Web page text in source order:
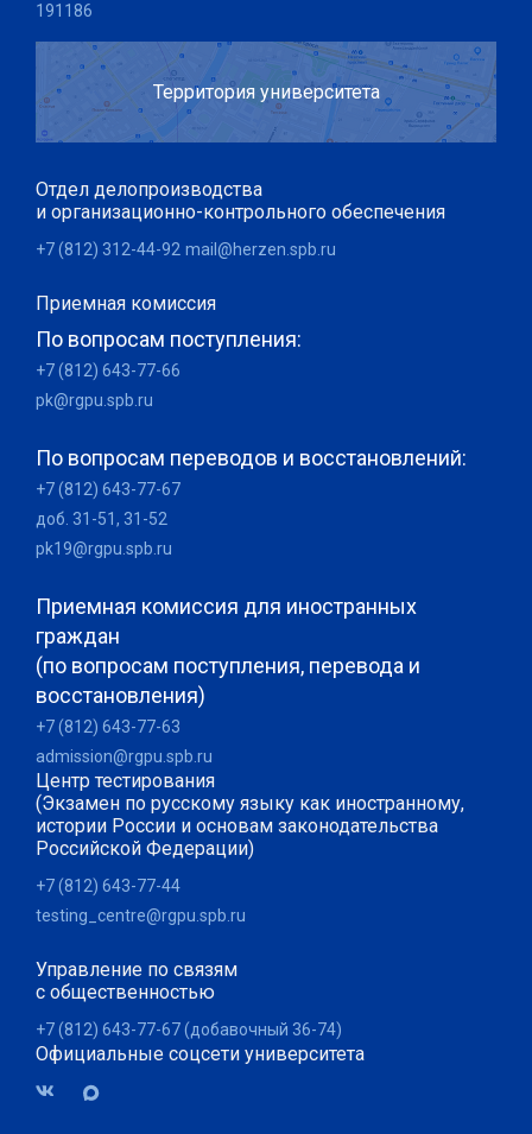
191186
Территория университета
Отдел делопроизводства
и организационно-контрольного обеспечения
+7 (812) 312-44-92 mail@herzen.spb.ru
Приемная комиссия
По вопросам поступления:
+7 (812) 643-77-66
pk@rgpu.spb.ru
По вопросам переводов и восстановлений:
+7 (812) 643-77-67
доб. 31-51, 31-52
pk19@rgpu.spb.ru
Приемная комиссия для иностранных
граждан
(по вопросам поступления, перевода и
восстановления)
+7 (812) 643-77-63
admission@rgpu.spb.ru
Центр тестирования
(Экзамен по русскому языку как иностранному,
истории России и основам законодательства
Российской Федерации)
+7 (812) 643-77-44
testing_centre@rgpu.spb.ru
Управление по связям
с общественностью
+7 (812) 643-77-67 (добавочный 36-74)
Официальные соцсети университета